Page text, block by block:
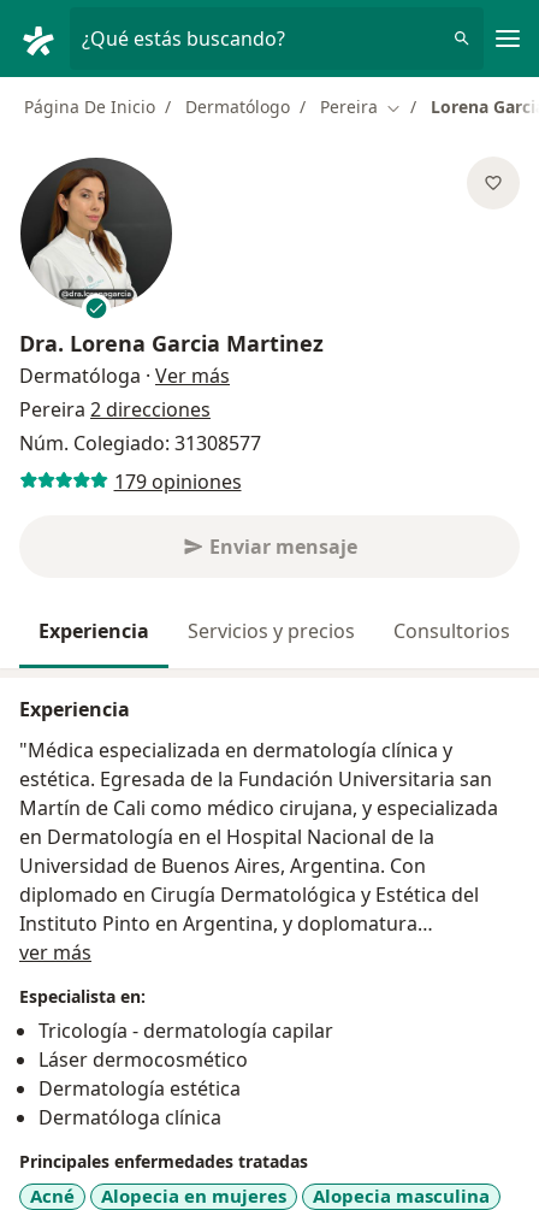
¿Qué estás buscando?
Página De Inicio Dermatólogo Pereira Cambiar de ciudad
Lorena
Dra. Lorena Garcia Martinez
Dermatóloga · Ver más
Pereira 2 direcciones
Núm. Colegiado: 31308577
179 opiniones
Enviar mensaje
Experiencia Servicios y precios Consultorios
Experiencia
"Médica especializada en dermatología clínica y
estética. Egresada de la Fundación Universitaria san
Martín de Cali como médico cirujana, y especializada
en Dermatología en el Hospital Nacional de la
Universidad de Buenos Aires, Argentina. Con
diplomado en Cirugía Dermatológica y Estética del
Instituto Pinto en Argentina, y doplomatura
Universitaria en Clínica Estética y Reparadora de la
Argentina. He ejercido en importantes centros
médicos; actualmente en mi consultorio
Dermatológico en el sector de Cerritos , en la ciudad
de Pereira. Soy médico especialista certificada por el
MinSalud para la realización de procedimientos
estéticos, respaldada y en capacitación constante por
las mejores marcas."
ver más
Especialista en:
Tricología - dermatología capilar
Láser dermocosmético
Dermatología estética
Dermatóloga clínica
Principales enfermedades tratadas
Acné Alopecia en mujeres
Alopecia masculina